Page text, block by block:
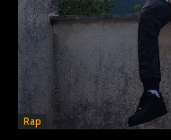
Rap